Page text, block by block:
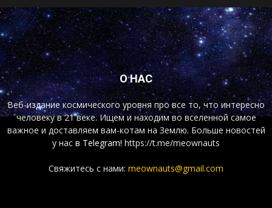
О НАС
Веб-издание космического уровня про все то, что интересно
человеку в 21 веке. Ищем и находим во вселенной самое
важное и доставляем вам-котам на Землю. Больше новостей
у нас в Telegram! https://t.me/meownauts
Свяжитесь с нами: meownauts@gmail.com